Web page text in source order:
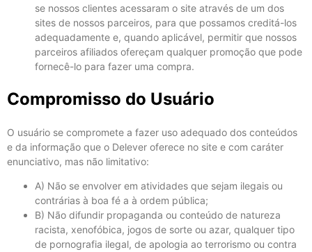
se nossos clientes acessaram o site através de um dos
sites de nossos parceiros, para que possamos creditá-los
adequadamente e, quando aplicável, permitir que nossos
parceiros afiliados ofereçam qualquer promoção que pode
fornecê-lo para fazer uma compra.
Compromisso do Usuário
O usuário se compromete a fazer uso adequado dos conteúdos
e da informação que o Delever oferece no site e com caráter
enunciativo, mas não limitativo:
A) Não se envolver em atividades que sejam ilegais ou
contrárias à boa fé a à ordem pública;
B) Não difundir propaganda ou conteúdo de natureza
racista, xenofóbica, jogos de sorte ou azar, qualquer tipo
de pornografia ilegal, de apologia ao terrorismo ou contra